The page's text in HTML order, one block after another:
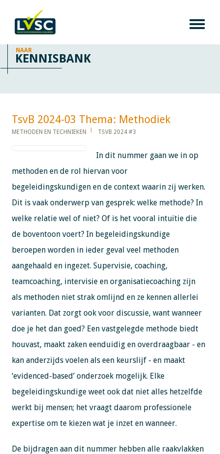
NAAR
KENNISBANK
TsvB 2024-03 Thema: Methodiek​​​​​​
METHODEN EN TECHNIEKEN TSVB 2024 #3
In dit nummer gaan we in op
methoden en de rol hiervan voor
begeleidingskundigen en de context waarin zij werken.
Dit is vaak onderwerp van gesprek: welke methode? In
welke relatie wel of niet? Of is het vooral intuïtie die
de boventoon voert? In begeleidingskundige
beroepen worden in ieder geval veel methoden
aangehaald en ingezet. Supervisie, coaching,
teamcoaching, intervisie en organisatiecoaching zijn
als methoden niet strak omlijnd en ze kennen allerlei
varianten. Dat zorgt ook voor discussie, want wanneer
doe je het dan goed? Een vastgelegde methode biedt
houvast, maakt zaken eenduidig en overdraagbaar - en
kan anderzijds voelen als een keurslijf - en maakt
‘evidenced-based’ onderzoek mogelijk. Elke
begeleidingskundige weet ook dat niet alles hetzelfde
werkt bij mensen; het vraagt daarom professionele
expertise om te kiezen wat je inzet en wanneer.
De bijdragen aan dit nummer hebben alle raakvlakken